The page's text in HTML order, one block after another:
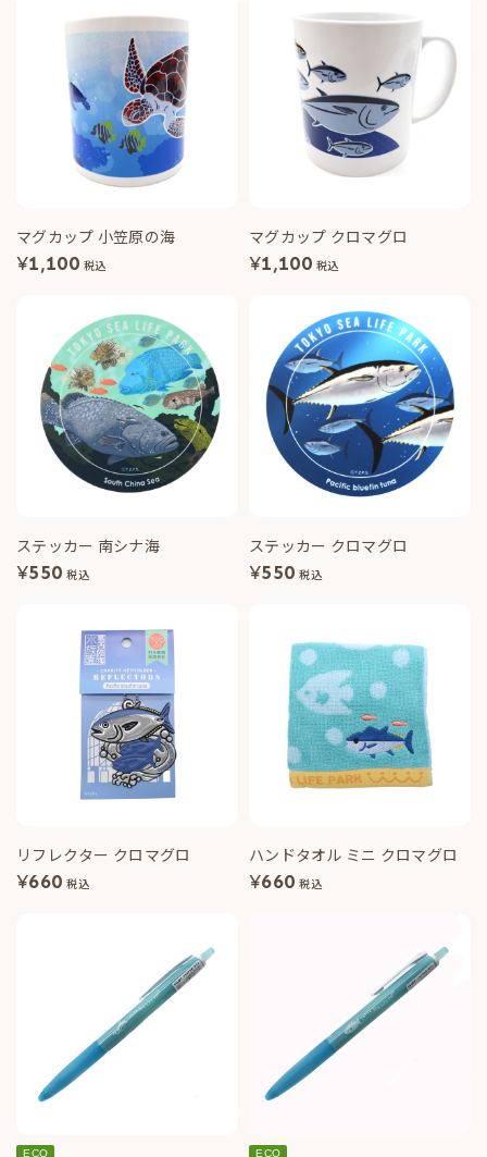
マグカップ 小笠原の海
¥1,100 税込
マグカップ クロマグロ
¥1,100 税込
ステッカー 南シナ海
¥550 税込
ステッカー クロマグロ
¥550 税込
リフレクター クロマグロ
¥660 税込
ハンドタオル ミニ クロマグロ
¥660 税込
ECO ECO